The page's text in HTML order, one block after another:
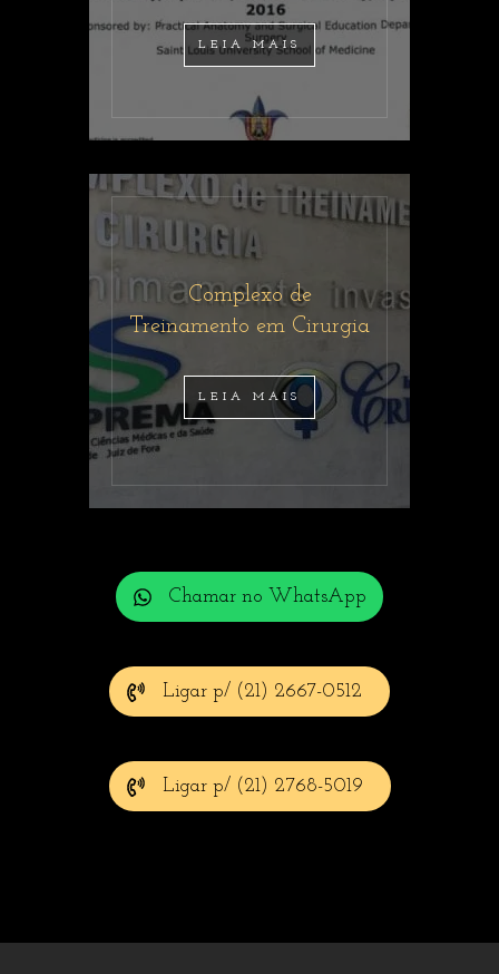
LEIA MAIS
Complexo de
Treinamento em Cirurgia
LEIA MAIS
Chamar no WhatsApp
Ligar p/ (21) 2667-0512
Ligar p/ (21) 2768-5019